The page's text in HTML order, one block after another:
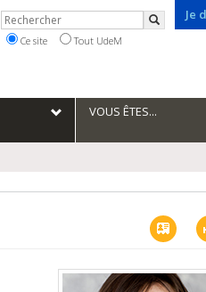
Je
Rechercher
Ce site Tout UdeM
VOUS ÊTES...